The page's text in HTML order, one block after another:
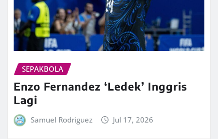
SEPAKBOLA
Enzo Fernandez ‘Ledek’ Inggris
Lagi
Samuel Rodriguez Jul 17, 2026